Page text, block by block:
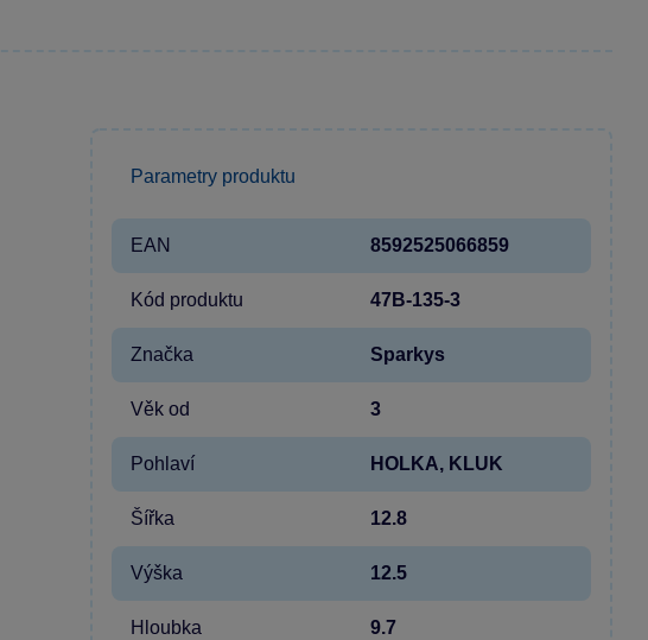
Parametry produktu
EAN 8592525066859
Kód produktu 47B-135-3
Značka Sparkys
Věk od 3
Pohlaví HOLKA, KLUK
Šířka 12.8
Výška 12.5
Hloubka 9.7